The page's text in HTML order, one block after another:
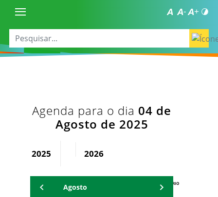
Agenda para o dia 04 de
Agosto de 2025
2025 2026
AGENDA DO SECRETÁRIO
Agosto